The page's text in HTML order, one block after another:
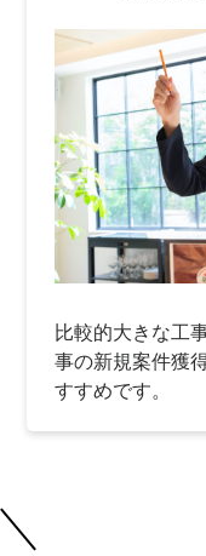
比較的大きな工
事の新規案件獲
すすめです。